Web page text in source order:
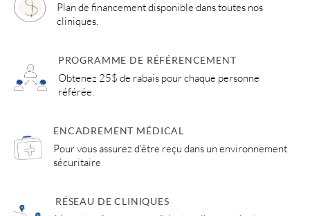
Plan de financement disponible dans toutes nos
cliniques.
PROGRAMME DE RÉFÉRENCEMENT
Obtenez 25$ de rabais pour chaque personne
référée.
ENCADREMENT MÉDICAL
Pour vous assurez d'être reçu dans un environnement
sécuritaire
RÉSEAU DE CLINIQUES